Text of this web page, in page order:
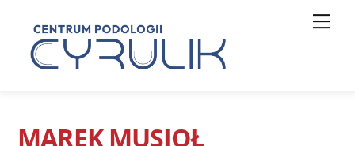
content
MAREK MUSIOŁ